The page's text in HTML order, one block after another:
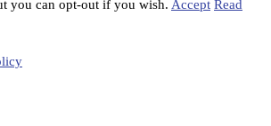
you can opt-out if you wish. Accept Read